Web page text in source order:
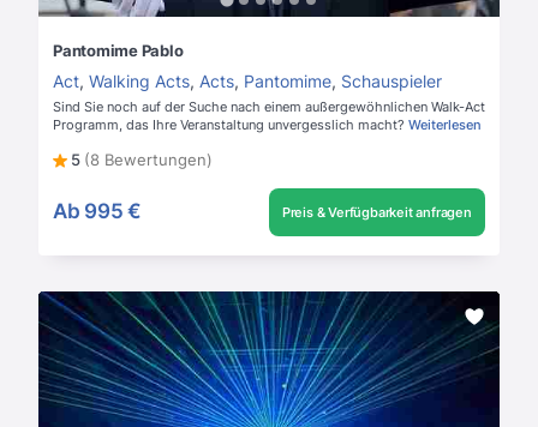
Pantomime Pablo
Act, Walking Acts, Acts, Pantomime, Schauspieler
Sind Sie noch auf der Suche nach einem außergewöhnlichen Walk-Act
Programm, das Ihre Veranstaltung unvergesslich macht? Weiterlesen
5 (8 Bewertungen)
Ab 995 € Preis & Verfügbarkeit anfragen